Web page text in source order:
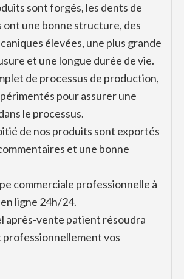
sont forgés, les dents de
une bonne structure, des
élevées, une plus grande
et une longue durée de vie.
de processus de production,
pour assurer une
le processus.
de nos produits sont exportés
et une bonne
commerciale professionnelle à
ligne 24h/24.
après-vente patient résoudra
vos